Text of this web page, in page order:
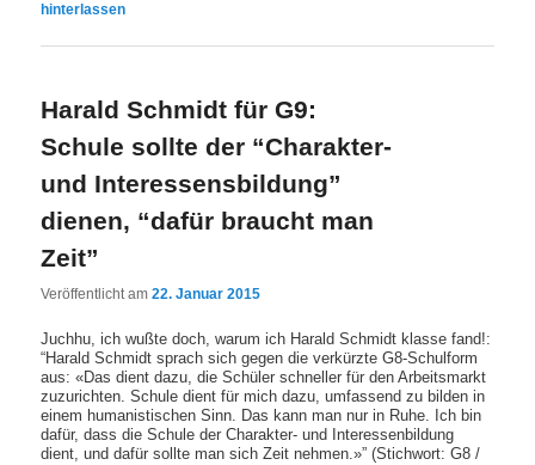
hinterlassen
Harald Schmidt für G9:
Schule sollte der “Charakter-
und Interessensbildung”
dienen, “dafür braucht man
Zeit”
Veröffentlicht am22. Januar 2015
Juchhu, ich wußte doch, warum ich Harald Schmidt klasse fand!:
“Harald Schmidt sprach sich gegen die verkürzte G8-Schulform
aus: «Das dient dazu, die Schüler schneller für den Arbeitsmarkt
zuzurichten. Schule dient für mich dazu, umfassend zu bilden in
einem humanistischen Sinn. Das kann man nur in Ruhe. Ich bin
dafür, dass die Schule der Charakter- und Interessenbildung
dient, und dafür sollte man sich Zeit nehmen.»” (Stichwort: G8 /